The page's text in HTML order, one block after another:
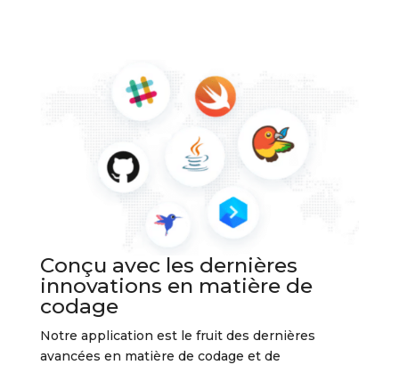
Conçu avec les dernières
innovations en matière de
codage
Notre application est le fruit des dernières
avancées en matière de codage et de